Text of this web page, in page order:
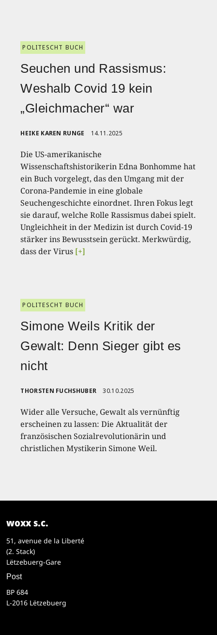
POLITESCHT BUCH
Seuchen und Rassismus:
Weshalb Covid 19 kein
„Gleichmacher“ war
HEIKE KAREN RUNGE 14.11.2025
Die US-amerikanische
Wissenschaftshistorikerin Edna Bonhomme hat
ein Buch vorgelegt, das den Umgang mit der
Corona-Pandemie in eine globale
Seuchengeschichte einordnet. Ihren Fokus legt
sie darauf, welche Rolle Rassismus dabei spielt.
Ungleichheit in der Medizin ist durch Covid-19
stärker ins Bewusstsein gerückt. Merkwürdig,
dass der Virus [+]
POLITESCHT BUCH
Simone Weils Kritik der
Gewalt: Denn Sieger gibt es
nicht
THORSTEN FUCHSHUBER 30.10.2025
Wider alle Versuche, Gewalt als vernünftig
erscheinen zu lassen: Die Aktualität der
französischen Sozialrevolutionärin und
christlichen Mystikerin Simone Weil.
woxx s.c.
51, avenue de la Liberté
(2. Stack)
Lëtzebuerg-Gare
Post
BP 684
L-2016 Lëtzebuerg